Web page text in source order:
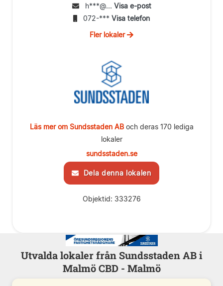
h***@... Visa e-post
072-*** Visa telefon
Fler lokaler
Läs mer om Sundsstaden ABoch deras 170 lediga
lokaler
sundsstaden.se
Dela denna lokalen
Objektid: 333276
Utvalda lokaler från Sundsstaden AB i
Malmö CBD - Malmö